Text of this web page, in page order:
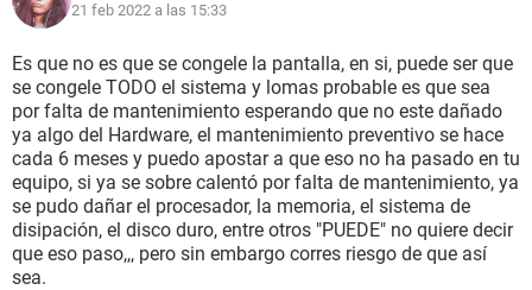
21 feb 2022 a las 15:33
Es que no es que se congele la pantalla, en si, puede ser que
se congele TODO el sistema y lomas probable es que sea
por falta de mantenimiento esperando que no este dañado
ya algo del Hardware, el mantenimiento preventivo se hace
cada 6 meses y puedo apostar a que eso no ha pasado en tu
equipo, si ya se sobre calentó por falta de mantenimiento, ya
se pudo dañar el procesador, la memoria, el sistema de
disipación, el disco duro, entre otros "PUEDE" no quiere decir
que eso paso,,, pero sin embargo corres riesgo de que así
sea.